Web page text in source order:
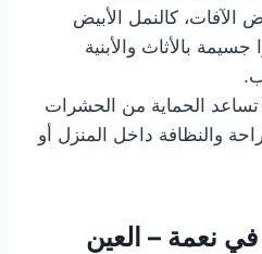
الآفات، كالنمل الأبيض
بالأثاث والأبنية
الحماية من الحشرات
والنظافة داخل المنزل أو
نعمة – العين